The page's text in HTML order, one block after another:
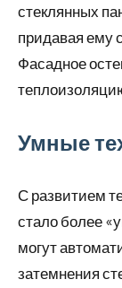
стеклянных
придавая ему
Фасадное
Умные
С развитием
стало более
могут
затемнения